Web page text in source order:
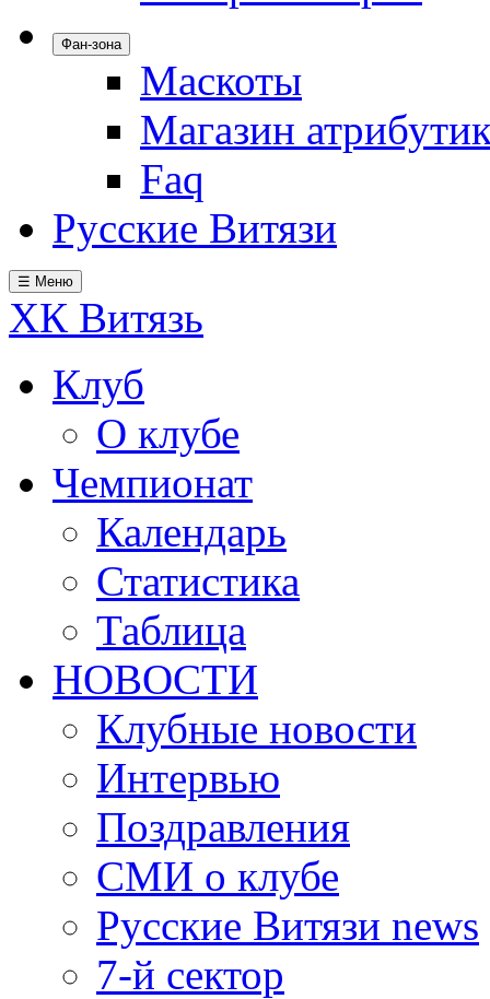
Фан-зона
Маскоты
Магазин
Faq
Русские Витязи
☰ Меню
ХК Витязь
Клуб
О клубе
Чемпионат
Календарь
Статистика
Таблица
НОВОСТИ
Клубные новости
Интервью
Поздравления
СМИ о клубе
Русские Витязи news
7-й сектор